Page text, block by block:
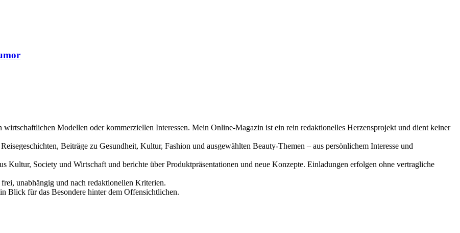
Modellen oder kommerziellen Interessen. Mein Online-Magazin ist ein rein redaktionelles Herzensprojekt und dient keiner
Beiträge zu Gesundheit, Kultur, Fashion und ausgewählten Beauty-Themen – aus persönlichem Interesse und
Kultur, Society und Wirtschaft und berichte über Produktpräsentationen und neue Konzepte. Einladungen erfolgen ohne vertragliche
unabhängig und nach redaktionellen Kriterien.
Blick für das Besondere hinter dem Offensichtlichen.